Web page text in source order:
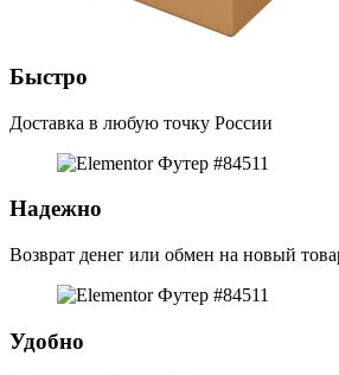
Быстро
Доставка в любую точку России
Надежно
Возврат денег или обмен на новый
Удобно